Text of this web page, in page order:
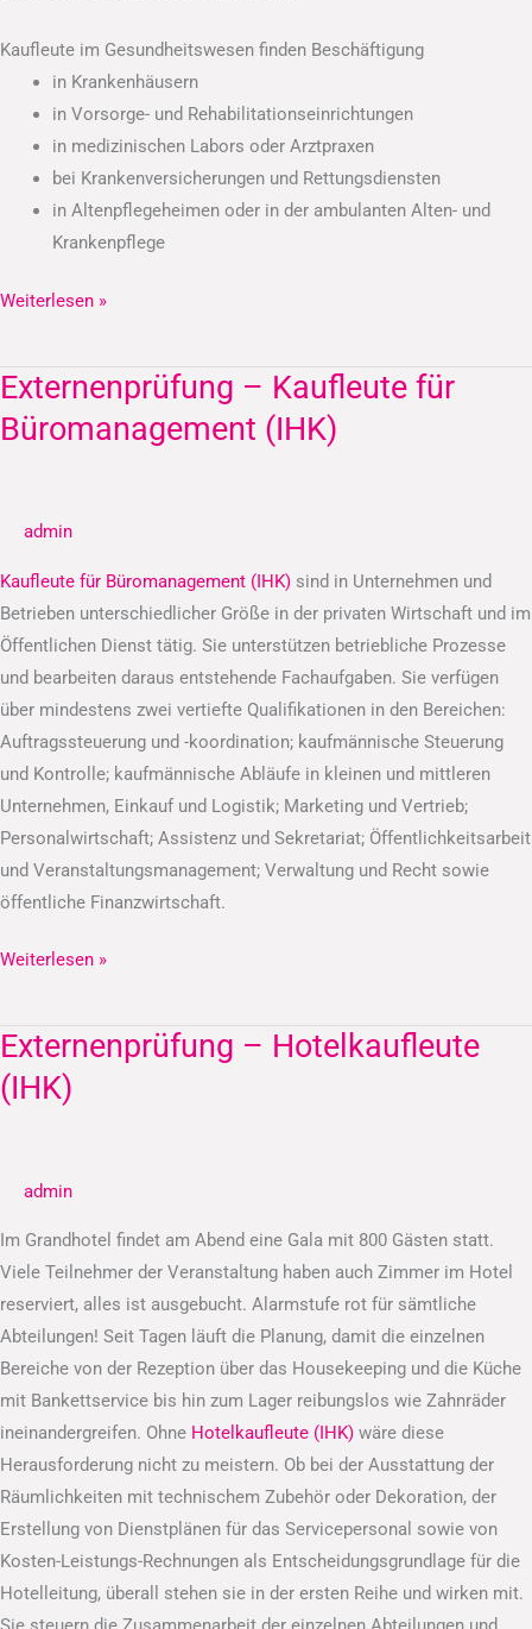
Kaufleute im Gesundheitswesen finden Beschäftigung
in Krankenhäusern
in Vorsorge- und Rehabilitationseinrichtungen
in medizinischen Labors oder Arztpraxen
bei Krankenversicherungen und Rettungsdiensten
in Altenpflegeheimen oder in der ambulanten Alten- und
Krankenpflege
Weiterlesen »
Externenprüfung – Kaufleute für
Büromanagement (IHK)
admin
Kaufleute für Büromanagement (IHK) sind in Unternehmen und
Betrieben unterschiedlicher Größe in der privaten Wirtschaft und im
Öffentlichen Dienst tätig. Sie unterstützen betriebliche Prozesse
und bearbeiten daraus entstehende Fachaufgaben. Sie verfügen
über mindestens zwei vertiefte Qualifikationen in den Bereichen:
Auftragssteuerung und -koordination; kaufmännische Steuerung
und Kontrolle; kaufmännische Abläufe in kleinen und mittleren
Unternehmen, Einkauf und Logistik; Marketing und Vertrieb;
Personalwirtschaft; Assistenz und Sekretariat; Öffentlichkeitsarbeit
und Veranstaltungsmanagement; Verwaltung und Recht sowie
öffentliche Finanzwirtschaft.
Externenprüfung
–
Kaufleute
(IHK)
Weiterlesen »
Externenprüfung – Hotelkaufleute
(IHK)
admin
Im Grandhotel findet am Abend eine Gala mit 800 Gästen statt.
Viele Teilnehmer der Veranstaltung haben auch Zimmer im Hotel
reserviert, alles ist ausgebucht. Alarmstufe rot für sämtliche
Abteilungen! Seit Tagen läuft die Planung, damit die einzelnen
Bereiche von der Rezeption über das Housekeeping und die Küche
mit Bankettservice bis hin zum Lager reibungslos wie Zahnräder
ineinandergreifen. Ohne Hotelkaufleute (IHK) wäre diese
Herausforderung nicht zu meistern. Ob bei der Ausstattung der
Räumlichkeiten mit technischem Zubehör oder Dekoration, der
Erstellung von Dienstplänen für das Servicepersonal sowie von
Kosten-Leistungs-Rechnungen als Entscheidungsgrundlage für die
Hotelleitung, überall stehen sie in der ersten Reihe und wirken mit.
Externenprüfung
–
Hotelkaufleute